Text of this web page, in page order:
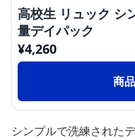
高校生 リュック シ
量デイパック
¥4,260
商
シンプルで洗練された